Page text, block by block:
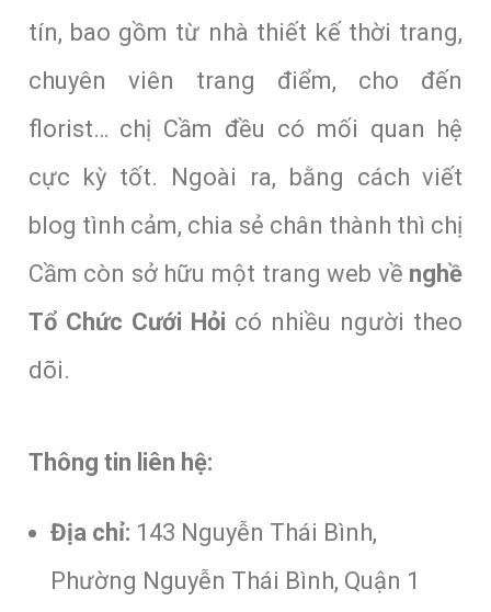
tín, bao gồm từ nhà thiết kế thời trang,
chuyên viên trang điểm, cho đến
florist… chị Cầm đều có mối quan hệ
cực kỳ tốt. Ngoài ra, bằng cách viết
blog tình cảm, chia sẻ chân thành thì chị
Cầm còn sở hữu một trang web về nghề
Tổ Chức Cưới Hỏi có nhiều người theo
dõi.
Thông tin liên hệ:
Địa chỉ: 143 Nguyễn Thái Bình,
Phường Nguyễn Thái Bình, Quận 1